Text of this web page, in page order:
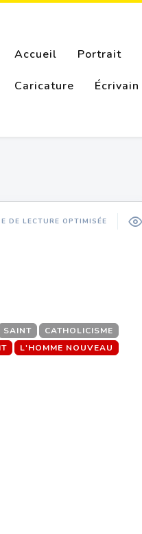
Accueil Portrait
Caricature Écrivain
DE LECTURE OPTIMISÉE
CATHOLICISME
SAINT
L'HOMME NOUVEAU